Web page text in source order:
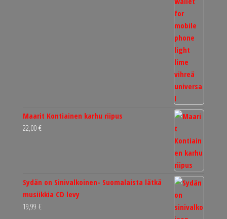
Maarit Kontiainen karhu riipus
22,00 €
Sydän on Sinivalkoinen- Suomalaista lätkä
musiikkia CD levy
19,99 €